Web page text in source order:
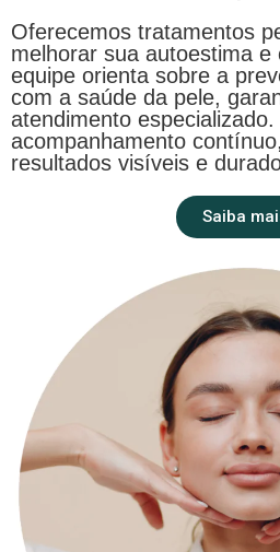
Oferecemos tratamentos
melhorar sua autoestima e
equipe orienta sobre a
com a saúde da pele,
atendimento especializado.
acompanhamento
resultados visíveis e
Saiba